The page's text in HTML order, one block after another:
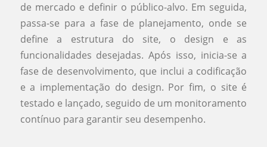
de mercado e definir o público-alvo. Em seguida,
passa-se para a fase de planejamento, onde se
define a estrutura do site, o design e as
funcionalidades desejadas. Após isso, inicia-se a
fase de desenvolvimento, que inclui a codificação
e a implementação do design. Por fim, o site é
testado e lançado, seguido de um monitoramento
contínuo para garantir seu desempenho.